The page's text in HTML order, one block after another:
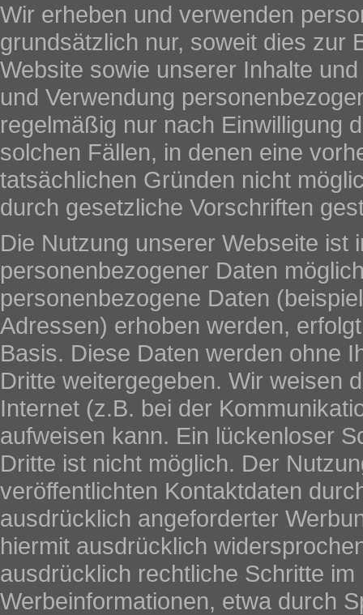
Wir erheben und verwenden
grundsätzlich nur, soweit dies zur
Website sowie unserer Inhalte
und Verwendung
regelmäßig nur nach Einwilligung
solchen Fällen, in denen eine
tatsächlichen Gründen nicht
durch gesetzliche Vorschriften
Die Nutzung unserer Webseite ist
personenbezogener Daten
personenbezogene Daten
Adressen) erhoben werden,
Basis. Diese Daten werden ohne
Dritte weitergegeben. Wir weisen
Internet (z.B. bei der
aufweisen kann. Ein lückenloser
Dritte ist nicht möglich. Der
veröffentlichten Kontaktdaten
ausdrücklich angeforderter
hiermit ausdrücklich
ausdrücklich rechtliche Schritte
Werbeinformationen, etwa durch